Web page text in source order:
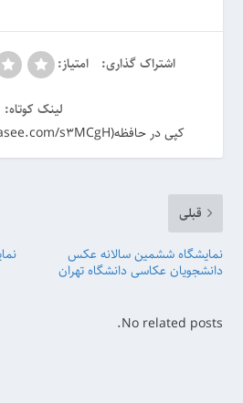
اشتراک گذاری: امتیاز:
لینک کوتاه:
کپی در حافظه(https://www.akkasee.com/s3MCgH)
قبلی
نمایشگاه ششمین سالانه عکس
دانشجویان عکاسی دانشگاه تهران
No related posts.